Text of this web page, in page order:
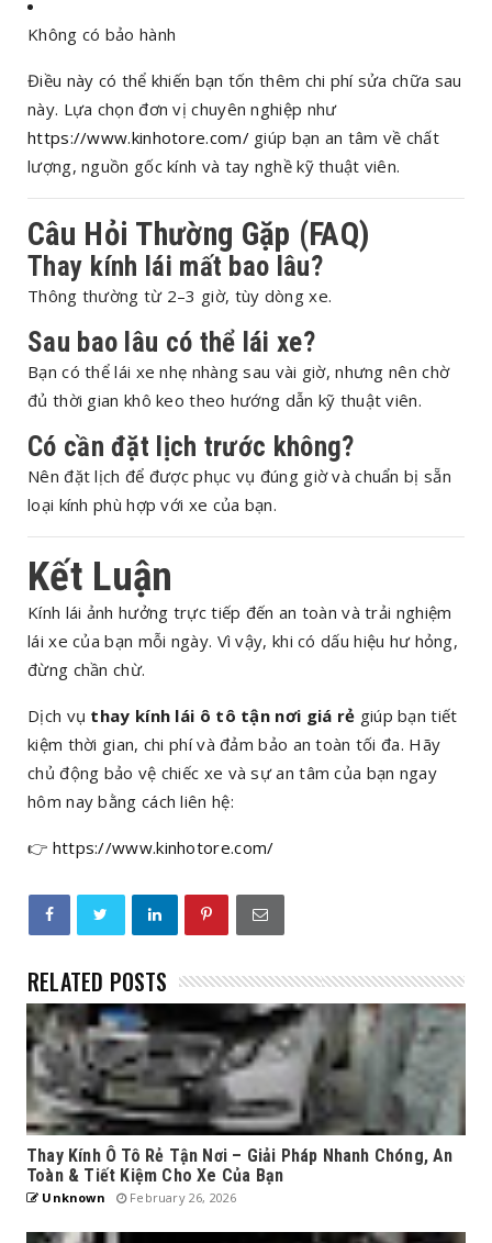
Không có bảo hành
Điều này có thể khiến bạn tốn thêm chi phí sửa chữa sau
này. Lựa chọn đơn vị chuyên nghiệp như
https://www.kinhotore.com/giúp bạn an tâm về chất
lượng, nguồn gốc kính và tay nghề kỹ thuật viên.
Câu Hỏi Thường Gặp (FAQ)
Thay kính lái mất bao lâu?
Thông thường từ 2–3 giờ, tùy dòng xe.
Sau bao lâu có thể lái xe?
Bạn có thể lái xe nhẹ nhàng sau vài giờ, nhưng nên chờ
đủ thời gian khô keo theo hướng dẫn kỹ thuật viên.
Có cần đặt lịch trước không?
Nên đặt lịch để được phục vụ đúng giờ và chuẩn bị sẵn
loại kính phù hợp với xe của bạn.
Kết Luận
Kính lái ảnh hưởng trực tiếp đến an toàn và trải nghiệm
lái xe của bạn mỗi ngày. Vì vậy, khi có dấu hiệu hư hỏng,
đừng chần chừ.
Dịch vụ thay kính lái ô tô tận nơi giá rẻ giúp bạn tiết
kiệm thời gian, chi phí và đảm bảo an toàn tối đa. Hãy
chủ động bảo vệ chiếc xe và sự an tâm của bạn ngay
hôm nay bằng cách liên hệ:
👉 https://www.kinhotore.com/
RELATED POSTS
Thay Kính Ô Tô Rẻ Tận Nơi – Giải Pháp Nhanh Chóng, An
Toàn & Tiết Kiệm Cho Xe Của Bạn
Unknown February 26, 2026